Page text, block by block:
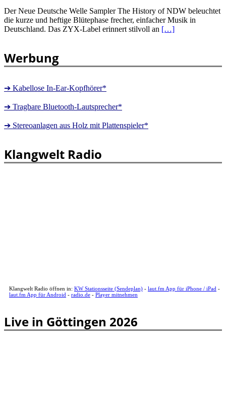
Der Neue Deutsche Welle Sampler The History of NDW beleuchtet
die kurze und heftige Blütephase frecher, einfacher Musik in
Deutschland. Das ZYX-Label erinnert stilvoll an […]
Werbung
➔ Kabellose In-Ear-Kopfhörer*
➔ Tragbare Bluetooth-Lautsprecher*
➔ Stereoanlagen aus Holz mit Plattenspieler*
Klangwelt Radio
Klangwelt Radio öffnen in: KW Stationsseite (Sendeplan) - laut.fm App für iPhone / iPad -
laut.fm App für Android - radio.de - Player mitnehmen
Live in Göttingen 2026